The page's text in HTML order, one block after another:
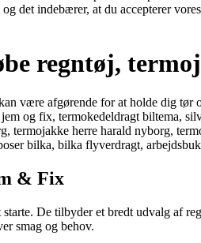
det indebærer, at du accepterer
regntøj,
være afgørende for at holde dig
og fix, termokedeldragt biltema,
termojakke herre harald nyborg,
bilka, bilka flyverdragt,
& Fix
De tilbyder et bredt udvalg af
smag og behov.